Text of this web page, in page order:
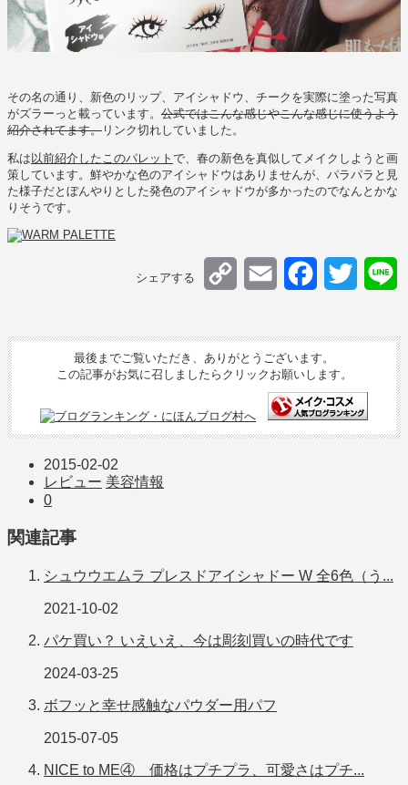
その名の通り、新色のリップ、アイシャドウ、チークを実際に塗った写真
がズラーっと載っています。 公式ではこんな感じやこんな感じに使うよう
紹介されてます。 リンク切れしていました。
私は以前紹介したこのパレット で、春の新色を真似してメイクしようと画
策しています。鮮やかな色のアイシャドウはありませんが、パラパラと見
た様子だとぼんやりとした発色のアイシャドウが多かったのでなんとかな
りそうです。
シェアする Copy Email Facebook
Twitter
最後までご覧いただき、ありがとうございます。
この記事がお気に召しましたらクリックお願いします。
2015-02-02
レビュー 美容情報
0
関連記事
シュウウエムラ プレスドアイシャドー W 全6色（う...
2021-10-02
パケ買い？ いえいえ、今は彫刻買いの時代です
2024-03-25
ボフッと幸せ感触なパウダー用パフ
2015-07-05
NICE to ME④ 価格はプチプラ、可愛さはプチ...